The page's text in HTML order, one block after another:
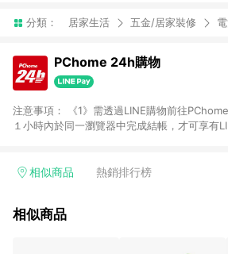
分類： 居家生活 五金/居家裝修
PChome 24h購物
注意事項： 《1》需透過LINE購物前往
１小時內於同一瀏覽器中完成結帳，才可享有
在點數回饋範圍內。 《3》如取消訂單、退貨、
品、票券、訂閱方案、PChome儲值商品、企
相似商品 熱銷排行榜
相似商品